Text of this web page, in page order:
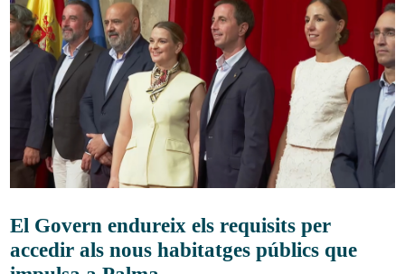
El Govern endureix els requisits per
accedir als nous habitatges públics que